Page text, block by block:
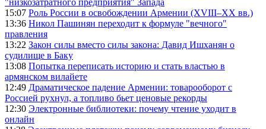
"низкозатратного предприятия" Запада
15:07 Роль России в освобождении Армении (XVIII–XX вв.)
13:36 Никол Пашинян переходит к формуле "вечного"
правления
13:22 Закон силы вместо силы закона: Давид Ишханян о
судилище в Баку
13:08 Попытка переписать историю и стать властью в
армянском вилайете
12:49 Драматическое падение Армении: товарооборот с
Россией рухнул, а топливо бьет ценовые рекорды
12:30 Электронные библиотеки: почему чтение уходит в
онлайн